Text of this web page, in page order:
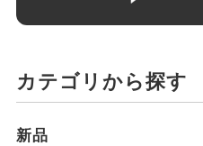
カテゴリから探す
新品